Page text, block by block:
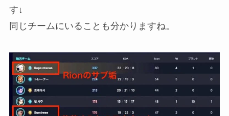
す↓
同じチームにいることも分かりますね。